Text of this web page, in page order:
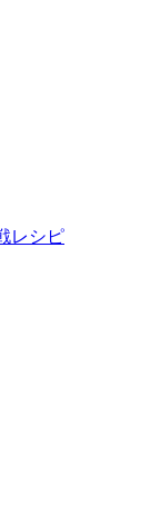
レシピ